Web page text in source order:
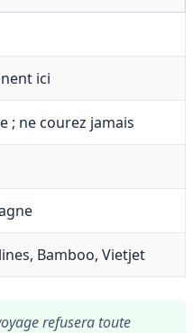
ici
; ne courez jamais
Bamboo, Vietjet
refusera toute